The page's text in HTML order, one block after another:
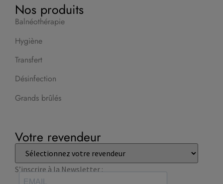
Nos produits
Balnéothérapie
Hygiène
Transfert
Désinfection
Grands brûlés
Votre revendeur
S’inscrire à la Newsletter :